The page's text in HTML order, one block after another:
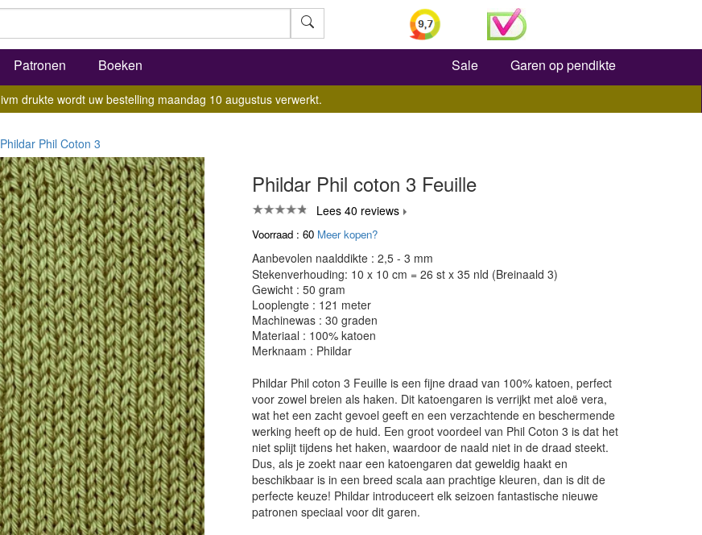
Zoeken
Patronen Boeken Sale Garen op pendikte
ivm drukte wordt uw bestelling maandag 10 augustus verwerkt.
Phildar Phil Coton 3
Phildar Phil coton 3 Feuille
Lees 40 reviews
Voorraad : 60 Meer kopen?
Aanbevolen naalddikte : 2,5 - 3 mm
Stekenverhouding: 10 x 10 cm = 26 st x 35 nld (Breinaald 3)
Gewicht : 50 gram
Looplengte : 121 meter
Machinewas : 30 graden
Materiaal : 100% katoen
Merknaam : Phildar
Phildar Phil coton 3 Feuille is een fijne draad van 100% katoen, perfect
voor zowel breien als haken. Dit katoengaren is verrijkt met aloë vera,
wat het een zacht gevoel geeft en een verzachtende en beschermende
werking heeft op de huid. Een groot voordeel van Phil Coton 3 is dat het
niet splijt tijdens het haken, waardoor de naald niet in de draad steekt.
Dus, als je zoekt naar een katoengaren dat geweldig haakt en
beschikbaar is in een breed scala aan prachtige kleuren, dan is dit de
perfecte keuze! Phildar introduceert elk seizoen fantastische nieuwe
patronen speciaal voor dit garen.